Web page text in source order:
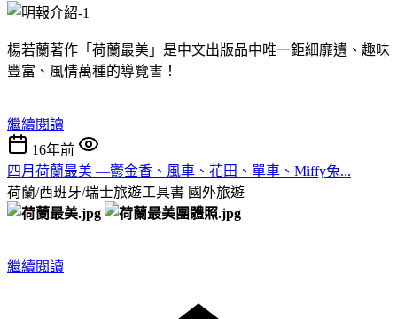
楊若蘭著作「荷蘭最美」是中文出版品中唯一鉅細靡遺、趣味
豐富、風情萬種的導覽書！
繼續閱讀
16年前
四月荷蘭最美 —鬱金香、風車、花田、單車、Miffy兔...
荷蘭/西班牙/瑞士旅遊工具書 國外旅遊
繼續閱讀